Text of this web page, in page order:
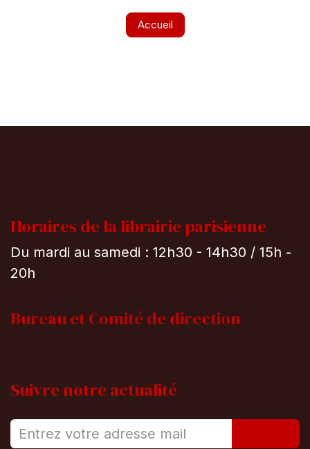
Accueil
Horaires de la librairie parisienne
Du mardi au samedi : 12h30 - 14h30 / 15h -
20h
Bureau etComité de direction
Suivre notre actualité